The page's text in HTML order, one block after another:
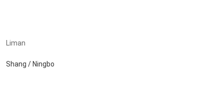
Liman
Shang / Ningbo